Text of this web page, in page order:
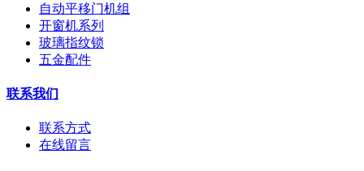
自动平移门机组
开窗机系列
玻璃指纹锁
五金配件
联系我们
联系方式
在线留言